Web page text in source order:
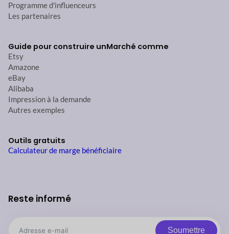
Programme d'influenceurs
Les partenaires
Guide pour construire unMarché comme
Etsy
Amazone
eBay
Alibaba
Impression à la demande
Autres exemples
Outils gratuits
Calculateur de marge bénéficiaire
Reste informé
Soumettre